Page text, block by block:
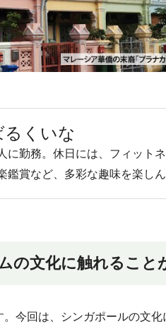
るくいな
に勤務。休日には、フィット
賞など、多彩な趣味を楽しん
の文化に触れること
今回は、シンガポールの文化